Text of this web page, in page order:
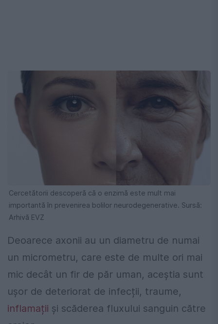
Cercetătorii descoperă că o enzimă este mult mai
importantă în prevenirea bolilor neurodegenerative. Sursă:
Arhivă EVZ
Deoarece axonii au un diametru de numai
un micrometru, care este de multe ori mai
mic decât un fir de păr uman, aceștia sunt
ușor de deteriorat de infecții, traume,
inflamații și scăderea fluxului sanguin către